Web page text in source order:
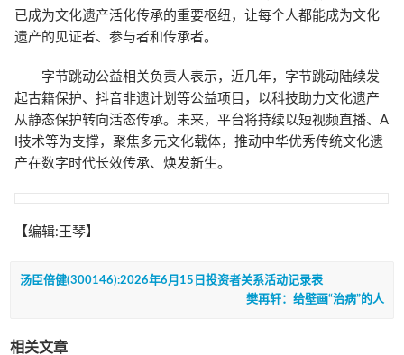
已成为文化遗产活化传承的重要枢纽，让每个人都能成为文化
遗产的见证者、参与者和传承者。
字节跳动公益相关负责人表示，近几年，字节跳动陆续发
起古籍保护、抖音非遗计划等公益项目，以科技助力文化遗产
从静态保护转向活态传承。未来，平台将持续以短视频直播、A
I技术等为支撑，聚焦多元文化载体，推动中华优秀传统文化遗
产在数字时代长效传承、焕发新生。
【编辑:王琴】
汤臣倍健(300146):2026年6月15日投资者关系活动记录表
樊再轩：给壁画“治病”的人
相关文章